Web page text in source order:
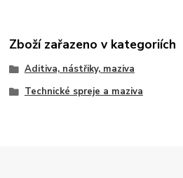
Zboží zařazeno v kategoriích
Aditiva, nástřiky, maziva
Technické spreje a maziva